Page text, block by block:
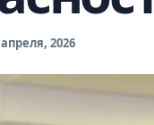
2026